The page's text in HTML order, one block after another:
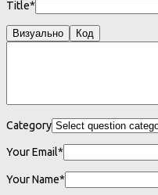
Title*
Визуально Код
Category
Your Email*
Your Name*